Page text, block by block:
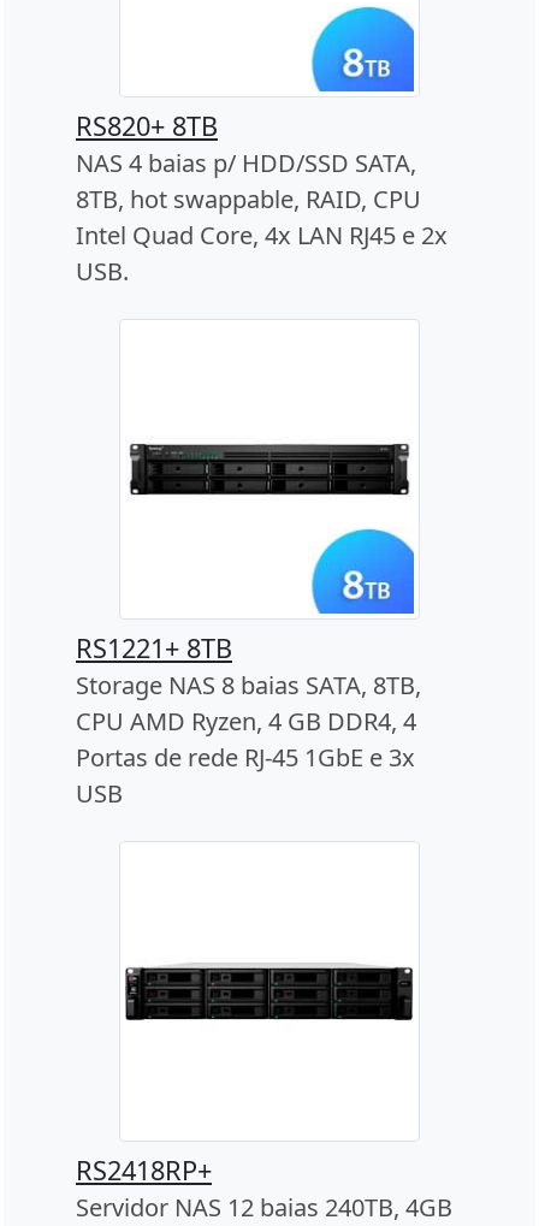
RS820+ 8TB
NAS 4 baias p/ HDD/SSD SATA,
8TB, hot swappable, RAID, CPU
Intel Quad Core, 4x LAN RJ45 e 2x
USB.
RS1221+ 8TB
Storage NAS 8 baias SATA, 8TB,
CPU AMD Ryzen, 4 GB DDR4, 4
Portas de rede RJ-45 1GbE e 3x
USB
RS2418RP+
Servidor NAS 12 baias 240TB, 4GB